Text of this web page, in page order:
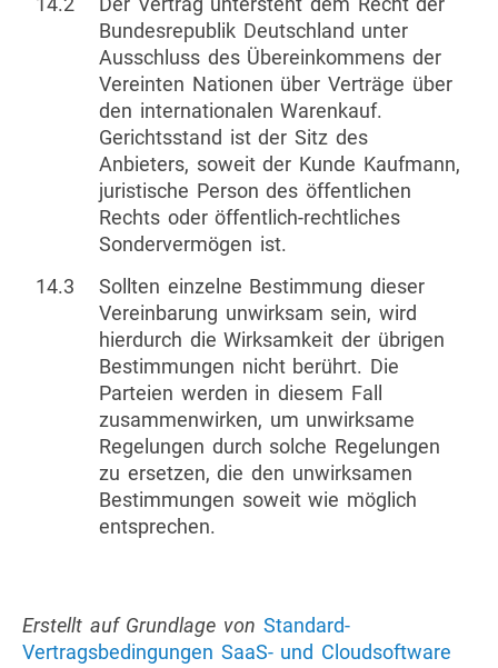
14.2
Der Vertrag untersteht dem Recht der
Bundesrepublik Deutschland unter
Ausschluss des Übereinkommens der
Vereinten Nationen über Verträge über
den internationalen Warenkauf.
Gerichtsstand ist der Sitz des
Anbieters, soweit der Kunde Kaufmann,
juristische Person des öffentlichen
Rechts oder öffentlich-rechtliches
Sondervermögen ist.
14.3
Sollten einzelne Bestimmung dieser
Vereinbarung unwirksam sein, wird
hierdurch die Wirksamkeit der übrigen
Bestimmungen nicht berührt. Die
Parteien werden in diesem Fall
zusammenwirken, um unwirksame
Regelungen durch solche Regelungen
zu ersetzen, die den unwirksamen
Bestimmungen soweit wie möglich
entsprechen.
Erstellt auf Grundlage von Standard-
Vertragsbedingungen SaaS- und Cloudsoftware